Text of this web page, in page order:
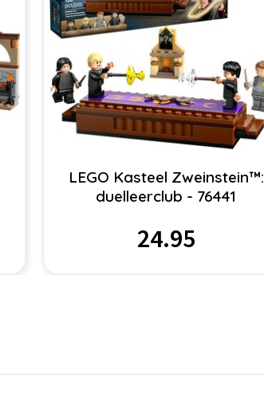
LEGO Kasteel Zweinstein™:
duelleerclub - 76441
24.95